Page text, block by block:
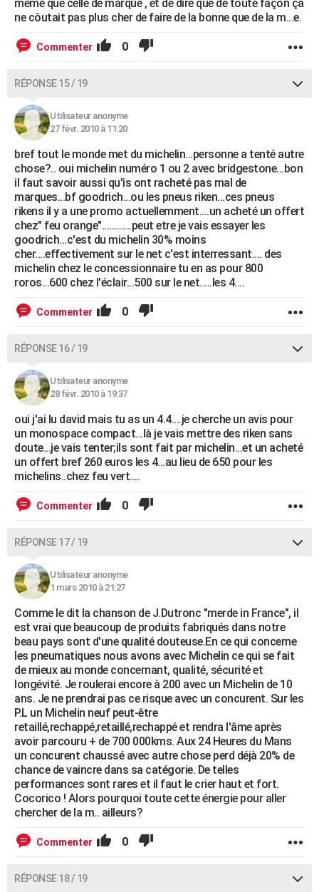
même que celle de marque , et de dire que de toute façon çà
ne côutait pas plus cher de faire de la bonne que de la m...e.
Commenter 0
RÉPONSE 15 / 19
Utilisateur anonyme
27 févr. 2010 à 11:20
bref tout le monde met du michelin...personne a tenté autre
chose?.. oui michelin numéro 1 ou 2 avec bridgestone...bon
il faut savoir aussi qu'is ont racheté pas mal de
marques...bf goodrich...ou les pneus riken...ces pneus
rikens il y a une promo actuellemment....un acheté un offert
chez" feu orange"............peut etre je vais essayer les
goodrich...c'est du michelin 30% moins
cher....effectivement sur le net c'est interressant.... des
michelin chez le concessionnaire tu en as pour 800
roros...600 chez l'éclair...500 sur le net.....les 4....
Commenter 0
RÉPONSE 16 / 19
Utilisateur anonyme
28 févr. 2010 à 19:37
oui j'ai lu david mais tu as un 4.4....je cherche un avis pour
un monospace compact...là je vais mettre des riken sans
doute...je vais tenter;ils sont fait par michelin...et un acheté
un offert bref 260 euros les 4...au lieu de 650 pour les
michelins..chez feu vert....
Commenter 0
RÉPONSE 17 / 19
Utilisateur anonyme
1 mars 2010 à 21:27
Comme le dit la chanson de J.Dutronc "merde in France", il
est vrai que beaucoup de produits fabriqués dans notre
beau pays sont d'une qualité douteuse.En ce qui concerne
les pneumatiques nous avons avec Michelin ce qui se fait
de mieux au monde concernant, qualité, sécurité et
longévité. Je roulerai encore à 200 avec un Michelin de 10
ans. Je ne prendrai pas ce risque avec un concurent. Sur les
P.L un Michelin neuf peut-être
retaillé,rechappé,retaillé,rechappé et rendra l'âme après
avoir parcouru + de 700 000kms. Aux 24 Heures du Mans
un concurent chaussé avec autre chose perd déjà 20% de
chance de vaincre dans sa catégorie. De telles
performances sont rares et il faut le crier haut et fort.
Cocorico ! Alors pourquoi toute cette énergie pour aller
chercher de la m.. ailleurs?
Commenter 0
RÉPONSE 18 / 19